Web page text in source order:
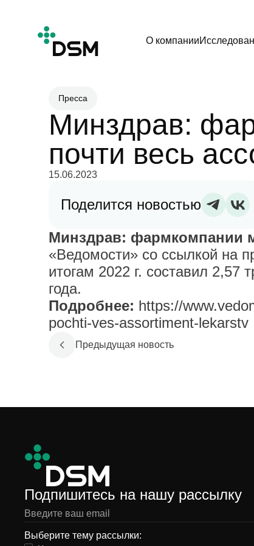
О компании
Пресса
Минздрав:
почти весь
15.06.2023
Поделится новостью
Минздрав: фармкомпании
«Ведомости» со ссылкой на
итогам 2022 г. составил 2,57
года.
Подробнее: https://
pochti-ves-assortiment-lekarstv
Предыдущая новость
Подпишитесь на нашу рассылку
Выберите тему рассылки: